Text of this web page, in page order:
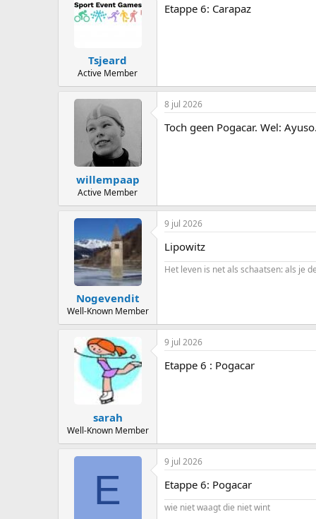
Tsjeard
Active Member
Etappe 6: Carapaz
willempaap
Active Member
8 jul 2026
Toch geen Pogacar. Wel:
Nogevendit
Well-Known Member
9 jul 2026
Lipowitz
Het leven is net als schaatsen: als je
sarah
Well-Known Member
9 jul 2026
Etappe 6 : Pogacar
E
9 jul 2026
Etappe 6: Pogacar
wie niet waagt die niet wint